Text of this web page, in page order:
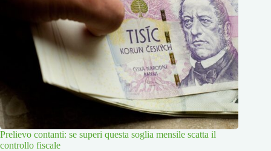
Prelievo contanti: se superi questa soglia mensile scatta il
controllo fiscale